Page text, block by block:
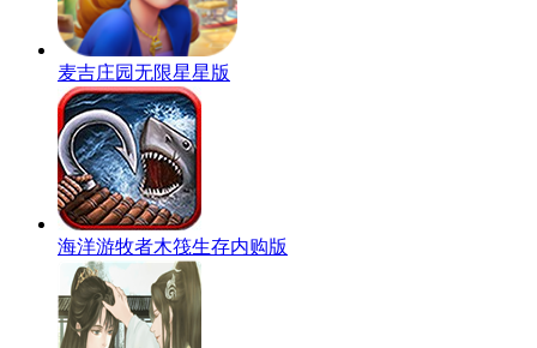
麦吉庄园无限星星版
海洋游牧者木筏生存内购版